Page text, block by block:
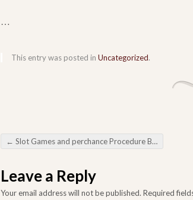
…
This entry was posted in Uncategorized.
Post navigation
← Slot Games and perchance Procedure Browsing the
Leave a Reply
Your email address will not be published. Required